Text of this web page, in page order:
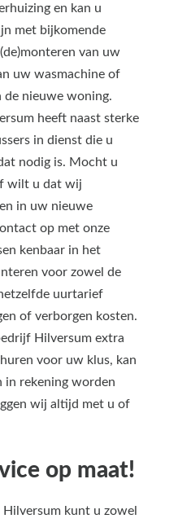
en kan u
met bijkomende
van uw
uw wasmachine of
de nieuwe woning.
heeft naast sterke
in dienst die u
nodig is. Mocht u
wilt u dat wij
in uw nieuwe
op met onze
kenbaar in het
voor zowel de
uurtarief
of verborgen kosten.
Hilversum extra
voor uw klus, kan
in rekening worden
wij altijd met u of
op maat!
kunt u zowel